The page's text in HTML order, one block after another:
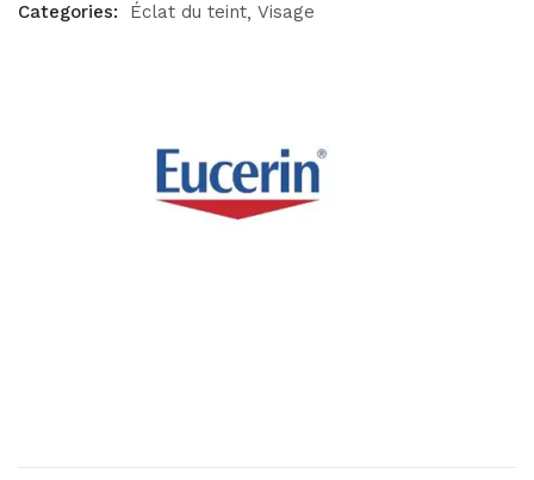
Categories: Éclat du teint Visage